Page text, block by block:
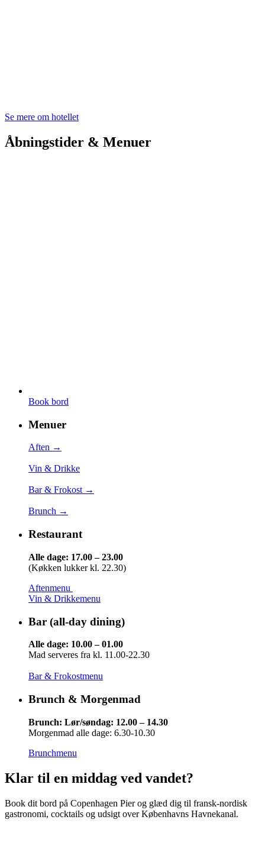
Se mere om hotellet
Åbningstider & Menuer
Book bord
Menuer
Aften →
Vin & Drikke
Bar & Frokost →
Brunch →
Restaurant
Alle dage: 17.00 – 23.00
(Køkken lukker kl. 22.30)
Aftenmenu
Vin & Drikkemenu
Bar (all-day dining)
Alle dage: 10.00 – 01.00
Mad serveres fra kl. 11.00-22.30
Bar & Frokostmenu
Brunch & Morgenmad
Brunch: Lør/søndag: 12.00 – 14.30
Morgenmad alle dage: 6.30-10.30
Brunchmenu
Klar til en middag ved vandet?
Book dit bord på Copenhagen Pier og glæd dig til fransk-nordisk
gastronomi, cocktails og udsigt over Københavns Havnekanal.